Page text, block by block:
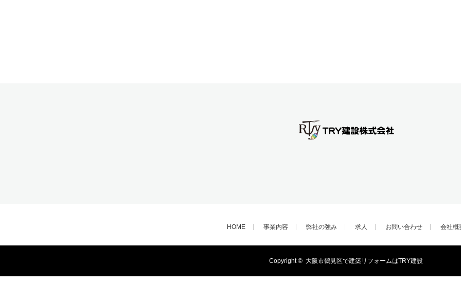
HOME 事業内容 弊社の強み 求人 お問い合わせ 会社概
Copyright © 大阪市鶴見区で建築リフォームはTRY建設